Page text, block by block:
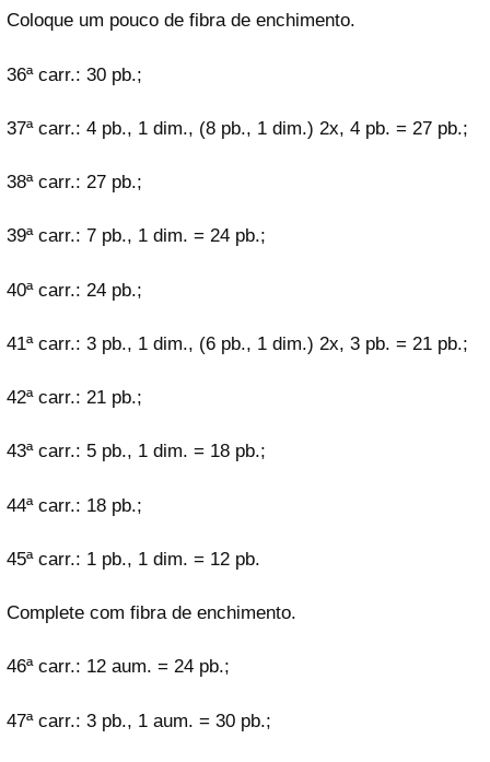
Coloque um pouco de fibra de enchimento.
36ª carr.: 30 pb.;
37ª carr.: 4 pb., 1 dim., (8 pb., 1 dim.) 2x, 4 pb. = 27 pb.;
38ª carr.: 27 pb.;
39ª carr.: 7 pb., 1 dim. = 24 pb.;
40ª carr.: 24 pb.;
41ª carr.: 3 pb., 1 dim., (6 pb., 1 dim.) 2x, 3 pb. = 21 pb.;
42ª carr.: 21 pb.;
43ª carr.: 5 pb., 1 dim. = 18 pb.;
44ª carr.: 18 pb.;
45ª carr.: 1 pb., 1 dim. = 12 pb.
Complete com fibra de enchimento.
46ª carr.: 12 aum. = 24 pb.;
47ª carr.: 3 pb., 1 aum. = 30 pb.;